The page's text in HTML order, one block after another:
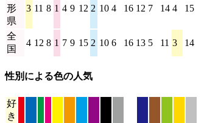
形
県
3 11 8 1 4 9 12 2 10 4 16 12 7 14 4 15
全
国
4 12 8 1 7 9 15 2 10 6 16 13 5 11 3 14
性別による色の人気
好
き